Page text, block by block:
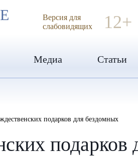
Версия для
слабовидящих
12+
Медиа Статьи
подарков для бездомных
подарков